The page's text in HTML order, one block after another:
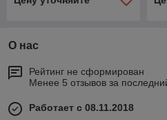
О нас
Рейтинг не сформирован
Менее 5 отзывов за
Работает с 08.11.2018